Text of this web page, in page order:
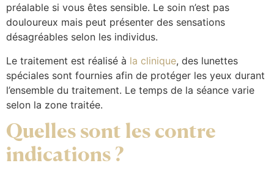
préalable si vous êtes sensible. Le soin n’est pas
douloureux mais peut présenter des sensations
désagréables selon les individus.
Le traitement est réalisé à la clinique, des lunettes
spéciales sont fournies afin de protéger les yeux durant
l’ensemble du traitement. Le temps de la séance varie
selon la zone traitée.
Quelles sont les contre
indications ?